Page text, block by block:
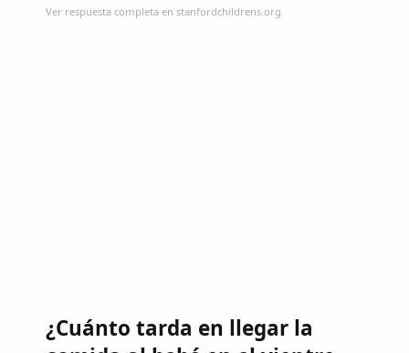
Ver respuesta completa en stanfordchildrens.org
¿Cuánto tarda en llegar la